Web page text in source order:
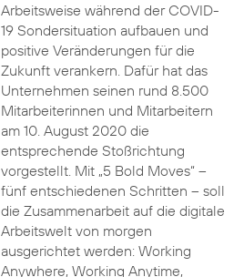
Arbeitsweise während der COVID-
19 Sondersituation aufbauen und
positive Veränderungen für die
Zukunft verankern. Dafür hat das
Unternehmen seinen rund 8.500
Mitarbeiterinnen und Mitarbeitern
am 10. August 2020 die
entsprechende Stoßrichtung
vorgestellt. Mit „5 Bold Moves“ –
fünf entschiedenen Schritten – soll
die Zusammenarbeit auf die digitale
Arbeitswelt von morgen
ausgerichtet werden: Working
Anywhere, Working Anytime,